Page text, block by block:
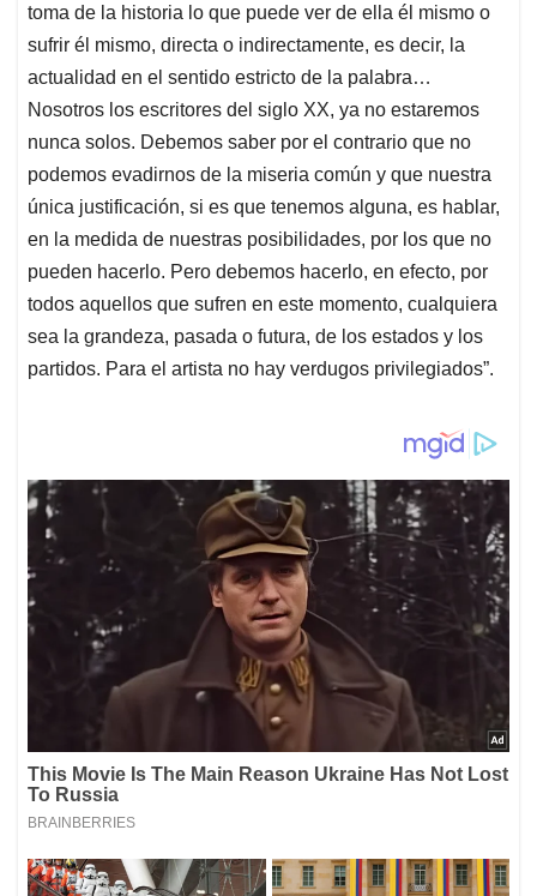
toma de la historia lo que puede ver de ella él mismo o
sufrir él mismo, directa o indirectamente, es decir, la
actualidad en el sentido estricto de la palabra…
Nosotros los escritores del siglo XX, ya no estaremos
nunca solos. Debemos saber por el contrario que no
podemos evadirnos de la miseria común y que nuestra
única justificación, si es que tenemos alguna, es hablar,
en la medida de nuestras posibilidades, por los que no
pueden hacerlo. Pero debemos hacerlo, en efecto, por
todos aquellos que sufren en este momento, cualquiera
sea la grandeza, pasada o futura, de los estados y los
partidos. Para el artista no hay verdugos privilegiados”.